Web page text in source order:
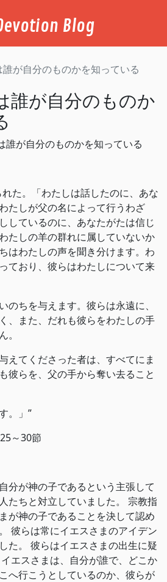
Blog
が自分のものかを知っている
誰が自分のものか
誰が自分のものかを知っている
た。「わたしは話したのに、あな
たしが父の名によって行うわざ
しているのに、あなたがたは信じ
たしの羊の群れに属していないか
はわたしの声を聞き分けます。わ
ており、彼らはわたしについて来
のちを与えます。彼らは永遠に、
、また、だれも彼らをわたしの手
。
えてくださった者は、すべてにま
彼らを、父の手から奪い去ること
。」”
～30節
神の子であるという主張して
たちと対立していました。 宗教指
が神の子であることを決して認め
彼らは常にイエスさまのアイデン
た。 彼らはイエスさまの出生に疑
エスさまは、自分が誰で、どこか
へ行こうとしているのか、彼らが